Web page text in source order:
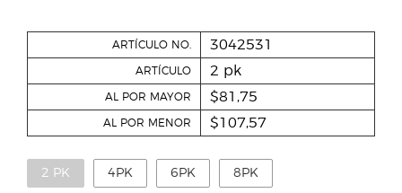
ARTÍCULO NO. 3042531
ARTÍCULO 2 pk
AL POR MAYOR $81,75
AL POR MENOR $107,57
2 PK 4PK 6PK 8PK